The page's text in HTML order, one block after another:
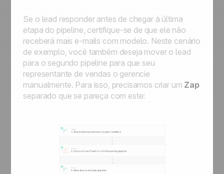
Se o lead responder antes de chegar à última
etapa do pipeline, certifique-se de que ele não
receberá mais e-mails com modelo. Neste cenário
de exemplo, você também deseja mover o lead
para o segundo pipeline para que seu
representante de vendas o gerencie
manualmente. Para isso, precisamos criar um Zap
separado que se pareça com este: